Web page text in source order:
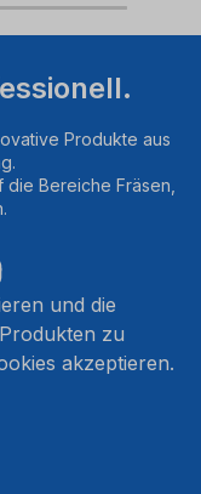
Produkte aus
Bereiche Fräsen,
und die
zu
akzeptieren.